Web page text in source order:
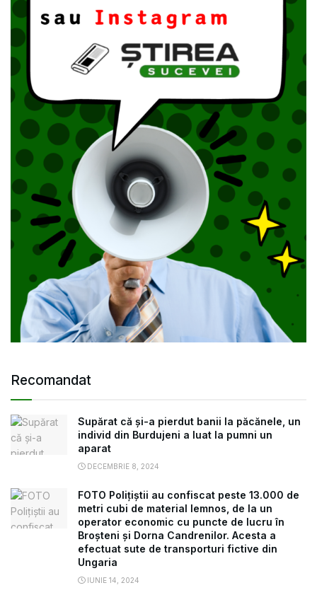
Recomandat
Supărat că și-a pierdut banii la păcănele, un
individ din Burdujeni a luat la pumni un
aparat
DECEMBRIE 8, 2024
FOTO Polițiștii au confiscat peste 13.000 de
metri cubi de material lemnos, de la un
operator economic cu puncte de lucru în
Broșteni și Dorna Candrenilor. Acesta a
efectuat sute de transporturi fictive din
Ungaria
IUNIE 14, 2024